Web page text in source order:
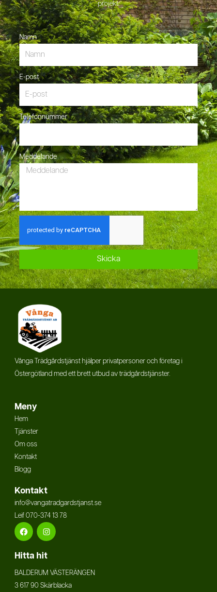
projekt.
Namn
E-post
Telefonnummer
Meddelande
Skicka
Kontakt
info@vangatradgardstjanst.se
Leif 070-374 13 78
FacebookInstagram
Hitta hit
BALDERUM VÄSTERÄNGEN
3 617 90 Skärblacka​
Vånga Trädgårdstjänst hjälper privatpersoner och företag i
Östergötland med ett brett utbud av trädgårdstjänster.
Meny
Hem
Tjänster
Om oss
Kontakt
Blogg